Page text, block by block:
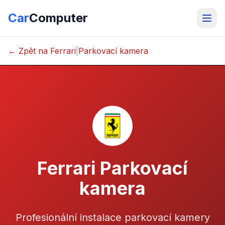
CarComputer
← Zpět na Ferrari Parkovací kamera
Ferrari Parkovací
kamera
Profesionální instalace parkovací kamery